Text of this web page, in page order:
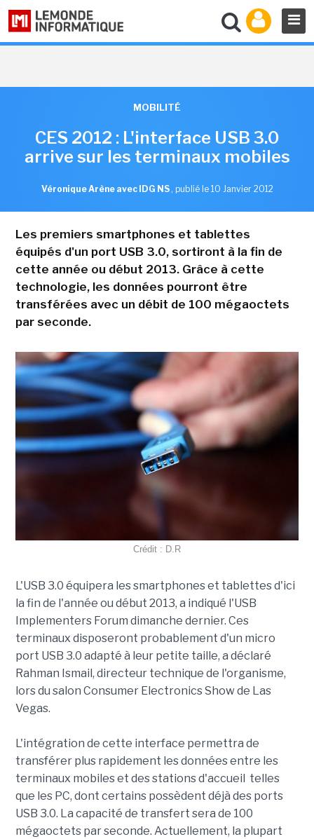
MOBILITÉ
CES 2012 : L'interface USB 3.0
arrive sur les terminaux mobiles
Véronique Arène avec IDG NS , publié le 10 Janvier 2012
Les premiers smartphones et tablettes
équipés d'un port USB 3.0, sortiront à la fin de
cette année ou début 2013. Grâce à cette
technologie, les données pourront être
transférées avec un débit de 100 mégaoctets
par seconde.
Crédit : D.R
L'USB 3.0 équipera les smartphones et tablettes d'ici
la fin de l'année ou début 2013, a indiqué l'USB
Implementers Forum dimanche dernier. Ces
terminaux disposeront probablement d'un micro
port USB 3.0 adapté à leur petite taille, a déclaré
Rahman Ismail, directeur technique de l'organisme,
lors du salon Consumer Electronics Show de Las
Vegas.
L'intégration de cette interface permettra de
transférer plus rapidement les données entre les
terminaux mobiles et des stations d'accueil telles
que les PC, dont certains possèdent déjà des ports
USB 3.0. La capacité de transfert sera de 100
mégaoctets par seconde. Actuellement, la plupart